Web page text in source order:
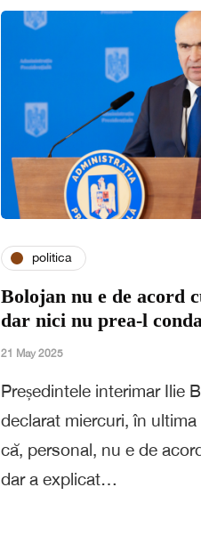
politica
Bolojan nu e de acord
dar nici nu prea-l
21 May 2025
Președintele interimar Ilie
declarat miercuri, în
că, personal, nu e de
dar a explicat…